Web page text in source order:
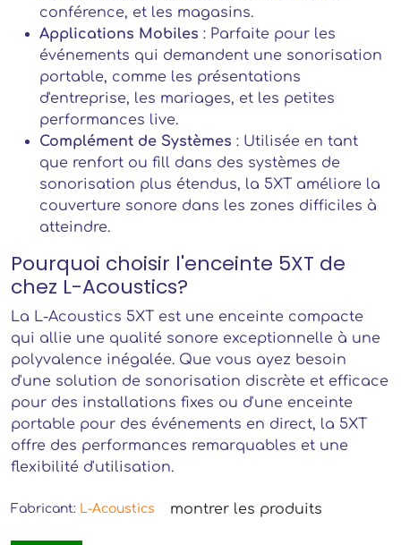
conférence, et les magasins.
Applications Mobiles : Parfaite pour les
événements qui demandent une sonorisation
portable, comme les présentations
d'entreprise, les mariages, et les petites
performances live.
Complément de Systèmes : Utilisée en tant
que renfort ou fill dans des systèmes de
sonorisation plus étendus, la 5XT améliore la
couverture sonore dans les zones difficiles à
atteindre.
Pourquoi choisir l'enceinte 5XT de
chez L-Acoustics?
La L-Acoustics 5XT est une enceinte compacte
qui allie une qualité sonore exceptionnelle à une
polyvalence inégalée. Que vous ayez besoin
d'une solution de sonorisation discrète et efficace
pour des installations fixes ou d'une enceinte
portable pour des événements en direct, la 5XT
offre des performances remarquables et une
flexibilité d'utilisation.
Fabricant: L-Acoustics montrer les produits